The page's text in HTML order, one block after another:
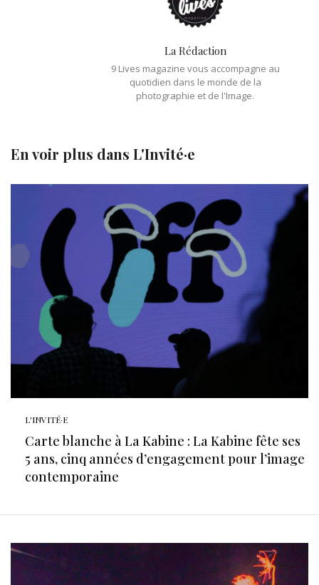
La Rédaction
9 Lives magazine vous accompagne au
quotidien dans le monde de la
photographie et de l'Image.
En voir plus dans L'Invité·e
L'INVITÉ·E
Carte blanche à La Kabine : La Kabine fête ses
5 ans, cinq années d’engagement pour l’image
contemporaine